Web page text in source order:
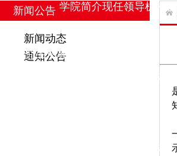
学院简介现任领导机构
研究生培养
学生活动
工会活动
新闻公告
新闻动态
通知公告